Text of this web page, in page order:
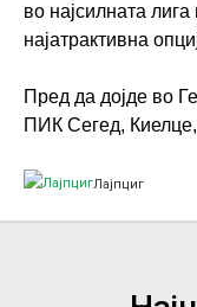
во најсилната
најатрактивна
Пред да дојде во
ПИК Сегед,
Лајпциг